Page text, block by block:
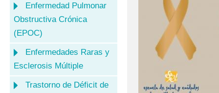
Enfermedad Pulmonar
Obstructiva Crónica
(EPOC)
Enfermedades Raras y
Esclerosis Múltiple
Trastorno de Déficit de